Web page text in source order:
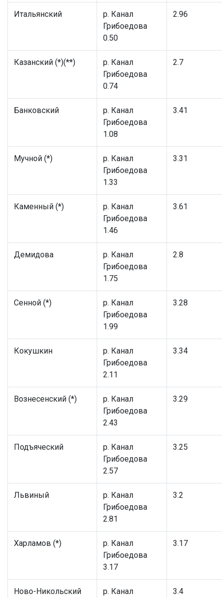
Итальянский
р. Канал
Грибоедова
0.50
2.96
Казанский (*)(**)
р. Канал
Грибоедова
0.74
2.7
Банковский
р. Канал
Грибоедова
1.08
3.41
Мучной (*)
р. Канал
Грибоедова
1.33
3.31
Каменный (*)
р. Канал
Грибоедова
1.46
3.61
Демидова
р. Канал
Грибоедова
1.75
2.8
Сенной (*)
р. Канал
Грибоедова
1.99
3.28
Кокушкин
р. Канал
Грибоедова
2.11
3.34
Вознесенский (*)
р. Канал
Грибоедова
2.43
3.29
Подъяческий
р. Канал
Грибоедова
2.57
3.25
Львиный
р. Канал
Грибоедова
2.81
3.2
Харламов (*)
р. Канал
Грибоедова
3.17
3.17
Ново-Никольский р. Канал 3.4